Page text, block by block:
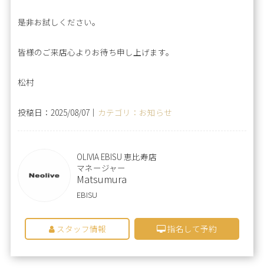
是非お試しください。
皆様のご来店心よりお待ち申し上げます。
松村
投稿日：2025/08/07｜ カテゴリ：お知らせ
OLIVIA EBISU 恵比寿店
マネージャー
Matsumura
EBISU
スタッフ情報 指名して予約